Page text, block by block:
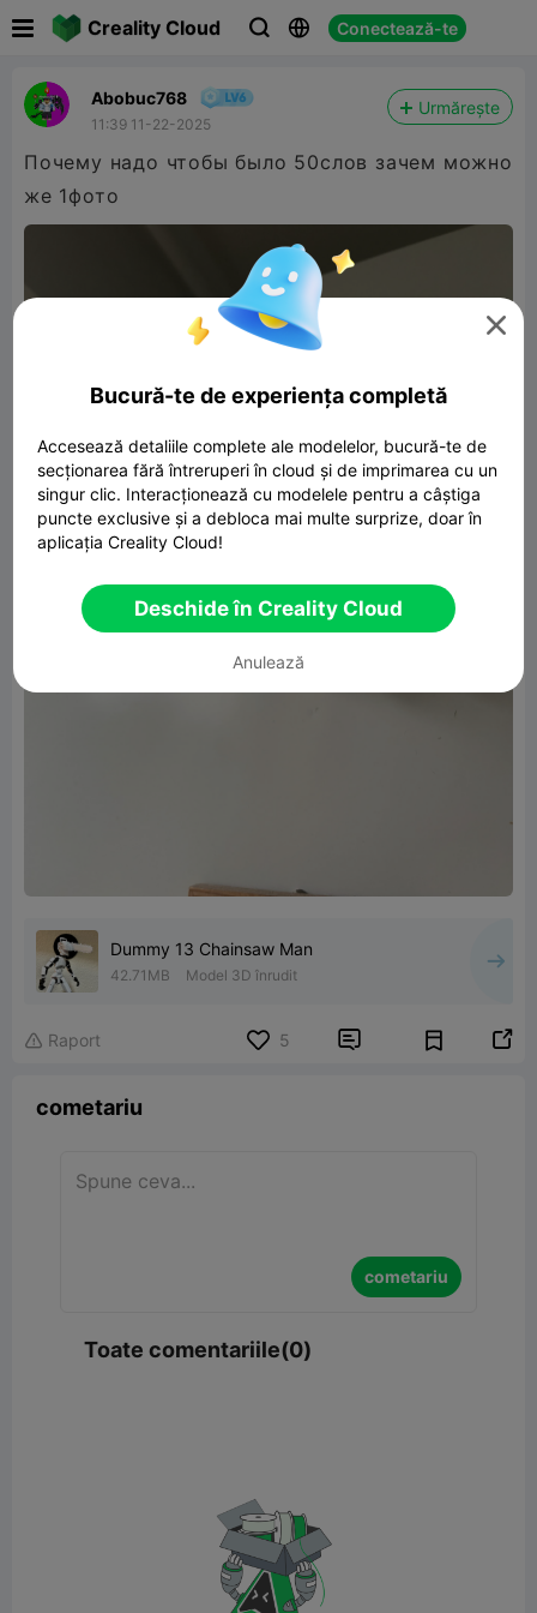
Creality Cloud   Conectează-te
Abobuc768
11:39 11-22-2025
Urmărește
Почему надо чтобы было 50слов зачем можно
же 1фото
Dummy 13 Chainsaw Man
42.71MB Model 3D înrudit
 Raport 5  
cometariu
cometariu
Toate comentariile(0)

Bucură-te de experiența completă
Accesează detaliile complete ale modelelor, bucură-te de
secționarea fără întreruperi în cloud și de imprimarea cu un
singur clic. Interacționează cu modelele pentru a câștiga
puncte exclusive și a debloca mai multe surprize, doar în
aplicația Creality Cloud!
Deschide în Creality Cloud
Anulează